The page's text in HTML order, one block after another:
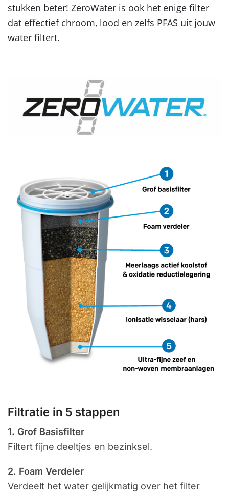
stukken beter! ZeroWater is ook het enige filter
dat effectief chroom, lood en zelfs PFAS uit jouw
water filtert.
Filtratie in 5 stappen
1. Grof Basisfilter
Filtert fijne deeltjes en bezinksel.
2. Foam Verdeler
Verdeelt het water gelijkmatig over het filter